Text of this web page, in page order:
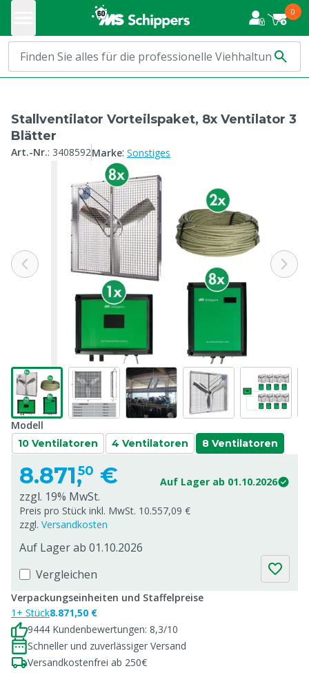
0
Stallventilator Vorteilspaket, 8x Ventilator 3
Blätter
Art.-Nr.: 3408592Marke: Sonstiges
Modell
10 Ventilatoren 4 Ventilatoren 8 Ventilatoren
8.871,50 € Auf Lager ab 01.10.2026
zzgl. 19% MwSt.
Preis pro Stück inkl. MwSt. 10.557,09 €
zzgl. Versandkosten
Auf Lager ab 01.10.2026
Vergleichen
Verpackungseinheiten und Staffelpreise
1+ Stück8.871,50 €
9444 Kundenbewertungen: 8,3/10
Schneller und zuverlässiger Versand
Versandkostenfrei ab 250€